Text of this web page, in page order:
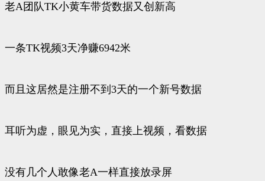
老A团队TK小黄车带货数据又创新高
一条TK视频3天净赚6942米
而且这居然是注册不到3天的一个新号数据
耳听为虚，眼见为实，直接上视频，看数据
没有几个人敢像老A一样直接放录屏